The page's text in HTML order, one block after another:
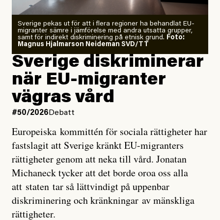
Zeke Hausfather är chockad igen efter att ha
analyserat hur de olika klimatmodellerna bedömer
läget för hur den begynnande El Niño-händelsen ska
utveckla sig. El Niño är ett återkommande
väderfenomen som uppstår när havsvattnet i delar av
Stilla havet blir ovanligt varmt. Det påverkar vädret
över stora delar av världen och under
forskare allt oftare varnat för att den här El Niñon
Det verkar vara en underdrift, menar nu Zeke
Hausfather.
”Det ser ut som att årets El Niño inte bara med stor
sannolikhet kommer att bli den starkaste sedan
tillförlitliga mätningar inleddes – den kan till och med
Sverige pekas ut för att i flera regioner ha behandlat EU-
migranter sämre i jämförelse med andra utsatta grupper,
samt för indirekt diskriminering på etnisk grund. Foto:
Magnus Hjalmarson Neideman SVD/TT
Sverige diskriminerar
när EU-migranter
vägras vård
#50/2026 Debatt
Europeiska kommittén för sociala rättigheter har
fastslagit att Sverige kränkt EU-migranters
rättigheter genom att neka till vård. Jonatan
Michaneck tycker att det borde oroa oss alla
att staten tar så lättvindigt på uppenbar
diskriminering och kränkningar av mänskliga
rättigheter.